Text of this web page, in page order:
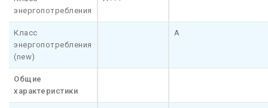
энергопотребления
Класс
энергопотребления
(new)
A
Общие
характеристики